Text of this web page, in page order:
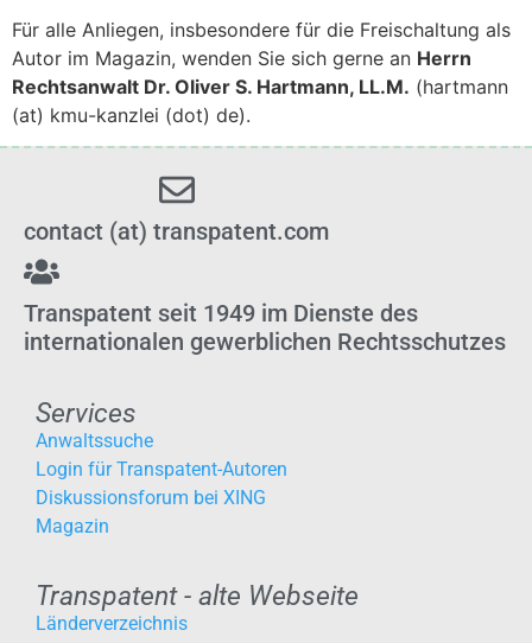
Für alle Anliegen, insbesondere für die Freischaltung als
Autor im Magazin, wenden Sie sich gerne an Herrn
Rechtsanwalt Dr. Oliver S. Hartmann, LL.M. (hartmann
(at) kmu-kanzlei (dot) de).
contact (at) transpatent.com
Transpatent seit 1949 im Dienste des
internationalen gewerblichen Rechtsschutzes
Services
Anwaltssuche
Login für Transpatent-Autoren
Diskussionsforum bei XING
Magazin
Transpatent - alte Webseite
Länderverzeichnis